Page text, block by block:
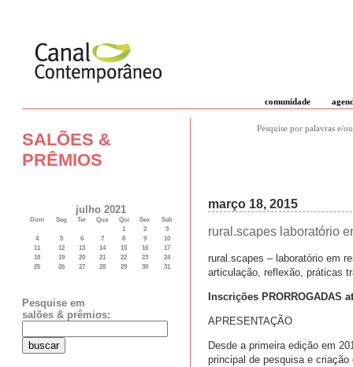
comunidade
SALÕES &
PRÊMIOS
julho 2021
Dom Seg Ter Qua Qui Sex
Sab
1
2
3
4
5 6 7 8 9
10
11
12 13 14 15 16
17
18
19 20 21 22 23
24
25
26 27 28 29 30 31
Pesquise em
salões & prêmios:
Pesquise por palavras e/
março 18, 2015
rural.scapes laboratório
rural.scapes – laboratório em
articulação, reflexão, práticas
Inscrições PRORROGADAS
APRESENTAÇÃO
Desde a primeira edição em
principal de pesquisa e